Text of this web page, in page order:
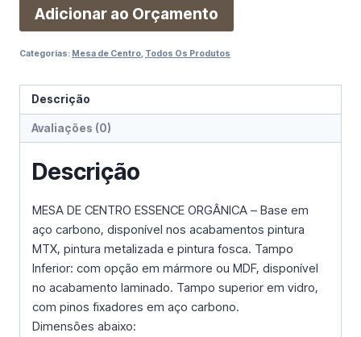
Adicionar ao Orçamento
Categorias: Mesa de Centro, Todos Os Produtos
Descrição
Avaliações (0)
Descrição
MESA DE CENTRO ESSENCE ORGÂNICA – Base em
aço carbono, disponível nos acabamentos pintura
MTX, pintura metalizada e pintura fosca. Tampo
Inferior: com opção em mármore ou MDF, disponível
no acabamento laminado. Tampo superior em vidro,
com pinos fixadores em aço carbono.
Dimensões abaixo: